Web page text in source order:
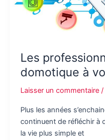
Les
domotique à
Laisser un commentaire /
Plus les années
continuent de réfléchir à
la vie plus simple et